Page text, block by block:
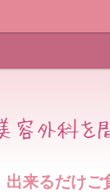
出来るだけご